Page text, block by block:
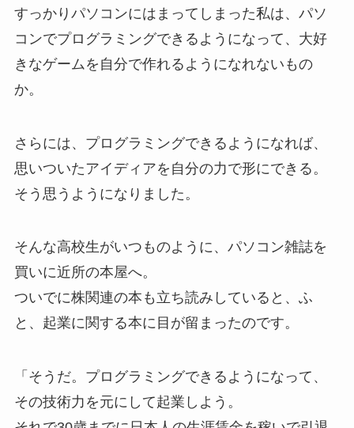
すっかりパソコンにはまってしまった私は、パソ
コンでプログラミングできるようになって、大好
きなゲームを自分で作れるようになれないもの
か。
さらには、プログラミングできるようになれば、
思いついたアイディアを自分の力で形にできる。
そう思うようになりました。
そんな高校生がいつものように、パソコン雑誌を
買いに近所の本屋へ。
ついでに株関連の本も立ち読みしていると、ふ
と、起業に関する本に目が留まったのです。
「そうだ。プログラミングできるようになって、
その技術力を元にして起業しよう。